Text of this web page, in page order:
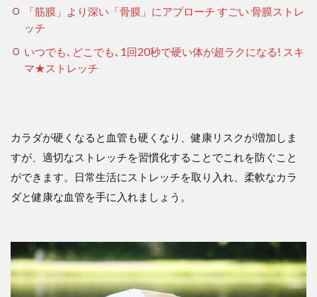
「筋膜」より深い「骨膜」にアプローチ すごい 骨膜ストレ
ッチ
いつでも､どこでも､1回20秒で硬い体が超ラクになる! スキ
マ★ストレッチ
カラダが硬くなると血管も硬くなり、健康リスクが増加しま
すが、適切なストレッチを習慣化することでこれを防ぐこと
ができます。日常生活にストレッチを取り入れ、柔軟なカラ
ダと健康な血管を手に入れましょう。